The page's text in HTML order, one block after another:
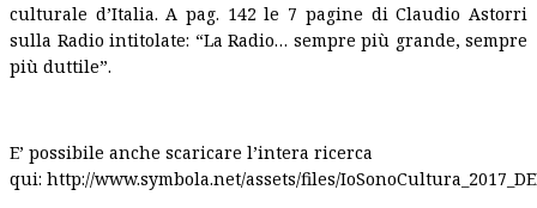
culturale d’Italia. A pag. 142 le 7 pagine di Claudio Astorri
sulla Radio intitolate: “La Radio… sempre più grande, sempre
più duttile”.
E’ possibile anche scaricare l’intera ricerca
qui: http://www.symbola.net/assets/files/